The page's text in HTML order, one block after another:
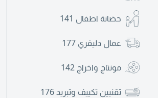
حضانة اطفال 141
عمال دليفري 177
مونتاج واخراج 142
تقنيين تكييف وتبريد176